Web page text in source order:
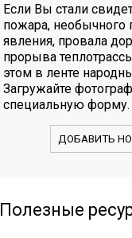
Если Вы стали
пожара, необычного
явления, провала
прорыва
этом в ленте
Загружайте
специальную форму.
ДОБАВИТЬ
Полезные